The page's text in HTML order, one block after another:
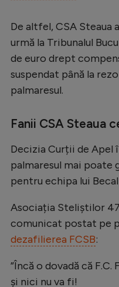
De altfel, CSA Steaua
urmă la Tribunalul
de euro drept
suspendat până la
palmaresul.
Fanii CSA Steaua
Decizia Curții de Apel
palmaresul mai poate
pentru echipa lui
Asociația Steliștilor
comunicat postat pe
dezafilierea FCSB:
”Încă o dovadă că
și nici nu va fi!